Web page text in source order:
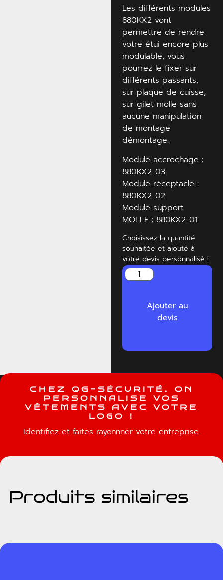
Les différents modules
880KX2 vont
permettre de rendre
votre étui encore plus
modulable, vous
pourrez le fixer sur
différents passants,
sur plaque de cuisse,
sur gilet molle sans
aucune manipulation
de montage
démontage.
Module accrochage :
880KX2-03
Module réceptacle :
880KX2-02
Module support
MOLLE : 880KX2-01
Choisissez la quantité
souhaitée et ajouté à
votre devis personnalisé !
Ajouter au
devis
C H E Z Q G - S É C U R I T É , O N
P E R S O N N A L I S E VO S
V Ê T E M E N T S A V E C VO T R E
L O G O !
Identifiez et faites rayonnner votre entreprise.
Produits similaires